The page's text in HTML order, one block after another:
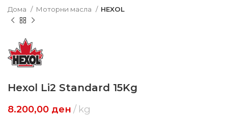
Дома Моторни масла HEXOL
Hexol Li2 Standard 15Kg
8.200,00 ден kg